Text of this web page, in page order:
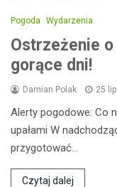
Pogoda Wydarzenia
Ostrzeżenie
gorące dni!
Damian Polak 25
Alerty pogodowe: Co
upałami W
przygotować…
Czytaj dalej